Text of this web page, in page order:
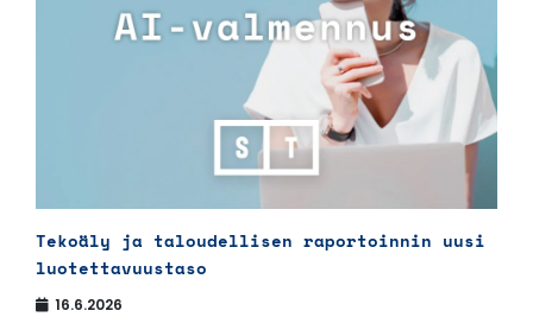
Tekoäly ja taloudellisen raportoinnin uusi
luotettavuustaso
16.6.2026